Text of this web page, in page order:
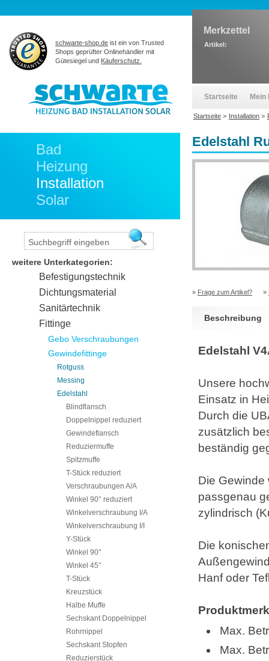
Edelstahl
» Frage zum Artikel? »
Beschreibung
Edelstahl
Unsere
Einsatz in
Durch die
zusätzlich
beständig
Die Gewinde
passgenau
zylindrisch
Die
Hanf oder
Max.
Max.
Bad
Heizung
Installation
Solar
weitere Unterkategorien:
Befestigungstechnik
Dichtungsmaterial
Sanitärtechnik
Fittinge
Gebo Verschraubungen
Gewindefittinge
Rotguss
Messing
Edelstahl
Blindflansch
Doppelnippel reduziert
Gewindeflansch
Reduziermuffe
Spitzmuffe
T-Stück reduziert
Verschraubungen A/A
Winkel 90° reduziert
Winkelverschraubung I/A
Winkelverschraubung I/I
Y-Stück
Winkel 90°
Winkel 45°
T-Stück
Kreuzstück
Halbe Muffe
Sechskant Doppelnippel
Rohrnippel
Sechskant Stopfen
Reduzierstück
schwarte-shop.de ist ein von Trusted
Shops geprüfter Onlinehändler mit
Gütesiegel und Käuferschutz.
Merkzettel
Artikel:
Startseite Mein
Startseite > Installation >